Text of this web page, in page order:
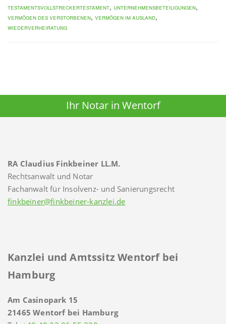
Testamentsvollstreckertestament, Unternehmensbeteiligungen,
Vermögen des Verstorbenen, Vermögen im Ausland,
Wiederverheiratung
Ihr Notar in Wentorf
RA Claudius Finkbeiner LL.M.
Rechtsanwalt und Notar
Fachanwalt für Insolvenz- und Sanierungsrecht
finkbeiner@finkbeiner-kanzlei.de
Kanzlei und Amtssitz Wentorf bei
Hamburg
Am Casinopark 15
21465 Wentorf bei Hamburg